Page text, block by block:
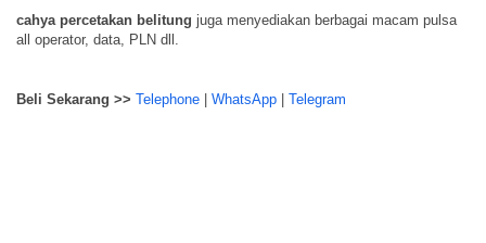
cahya percetakan belitung juga menyediakan berbagai macam pulsa
all operator, data, PLN dll.
Beli Sekarang >> Telephone WhatsApp Telegram